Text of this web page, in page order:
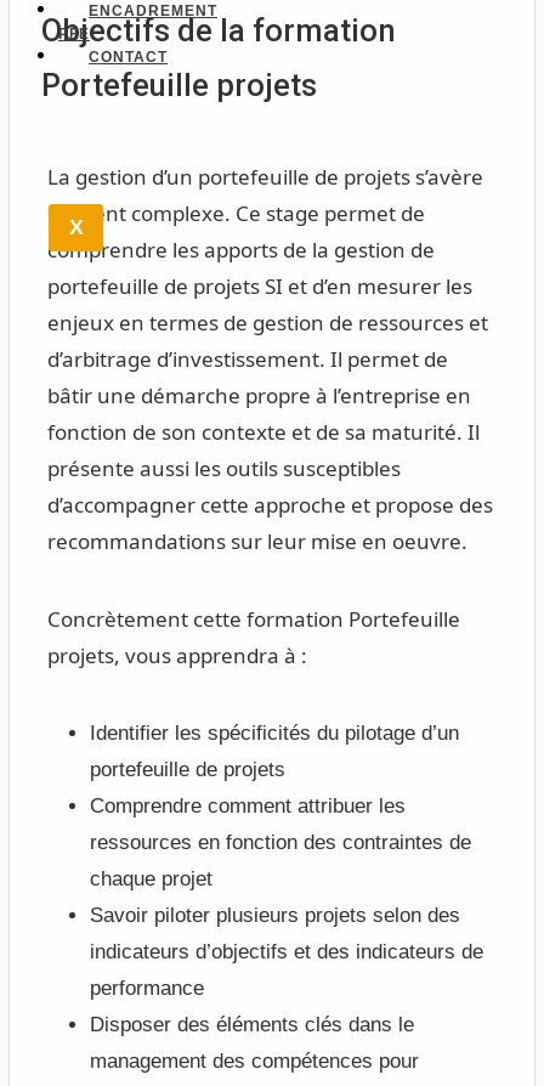
ENCADREMENT
PFE
CONTACT
X
Objectifs de la formation
Portefeuille projets
La gestion d’un portefeuille de projets s’avère
souvent complexe. Ce stage permet de
comprendre les apports de la gestion de
portefeuille de projets SI et d’en mesurer les
enjeux en termes de gestion de ressources et
d’arbitrage d’investissement. Il permet de
bâtir une démarche propre à l’entreprise en
fonction de son contexte et de sa maturité. Il
présente aussi les outils susceptibles
d’accompagner cette approche et propose des
recommandations sur leur mise en oeuvre.
Concrètement cette formation Portefeuille
projets, vous apprendra à :
Identifier les spécificités du pilotage d’un
portefeuille de projets
Comprendre comment attribuer les
ressources en fonction des contraintes de
chaque projet
Savoir piloter plusieurs projets selon des
indicateurs d’objectifs et des indicateurs de
performance
Disposer des éléments clés dans le
management des compétences pour